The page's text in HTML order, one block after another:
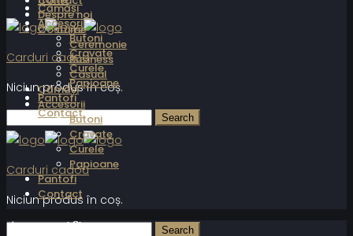
Carduri cadou
Niciun produs în coș.
Cămăși
Accesorii
Butoni
Cravate
Curele
Papioane
Pantofi
Contact
Carduri cadou
Niciun produs în coș.
Despre noi
Costume
Ceremonie
Business
Casual
Cămăși
Accesorii
Butoni
Cravate
Curele
Papioane
Pantofi
Contact